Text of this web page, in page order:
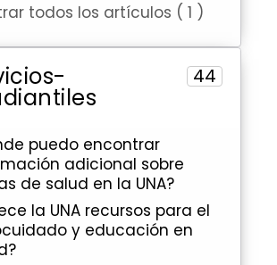
todos los artículos ( 1 )
44
puedo encontrar
adicional sobre
de salud en la UNA?
la UNA recursos para el
y educación en